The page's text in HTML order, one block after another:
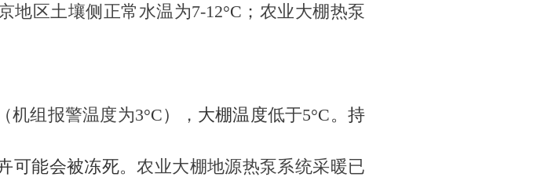
地区土壤侧正常水温为7-12°C； 农业大棚热泵
机组报警温度为3°C） ， 大棚温度低于5°C。持
可能会被冻死。农业大棚地源热泵系统采暖已